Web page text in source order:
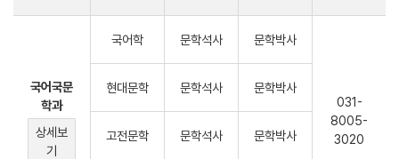
국어국문
학과
상세보
기
국어학 문학석사 문학박사
031-
8005-
3020
현대문학 문학석사 문학박사
고전문학 문학석사 문학박사